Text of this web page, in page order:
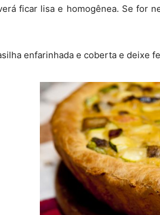
ficar lisa e homogênea. Se for
enfarinhada e coberta e deixe